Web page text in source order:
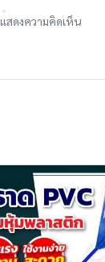
สดงความคิดเห็น